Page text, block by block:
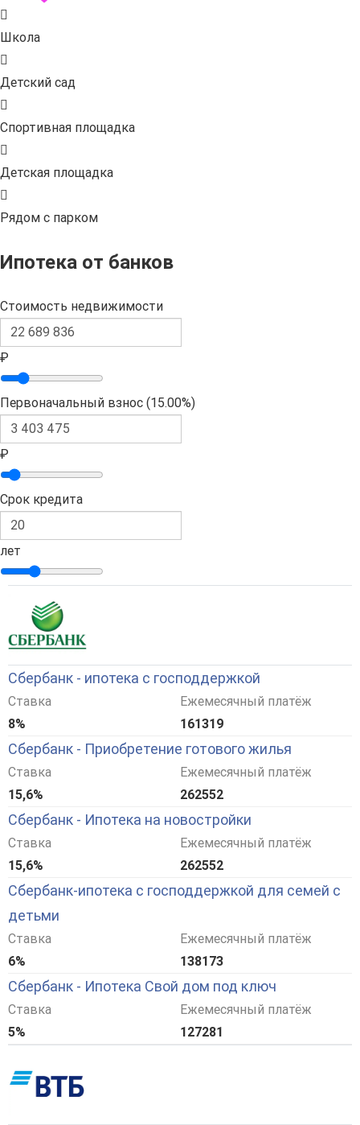
Школа
Детский сад
Спортивная площадка
Детская площадка
Рядом с парком
Ипотека от банков
Стоимость недвижимости
₽
Первоначальный взнос (15.00%)
₽
Срок кредита
лет
Сбербанк - ипотека с господдержкой
Ставка
8%
Ежемесячный платёж
161319
Сбербанк - Приобретение готового жилья
Ставка
15,6%
Ежемесячный платёж
262552
Сбербанк - Ипотека на новостройки
Ставка
15,6%
Ежемесячный платёж
262552
Сбербанк-ипотека с господдержкой для семей с
детьми
Ставка
6%
Ежемесячный платёж
138173
Сбербанк - Ипотека Свой дом под ключ
Ставка
5%
Ежемесячный платёж
127281